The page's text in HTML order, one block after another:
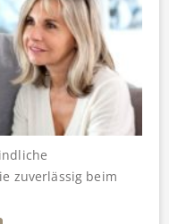
zuverlässig beim